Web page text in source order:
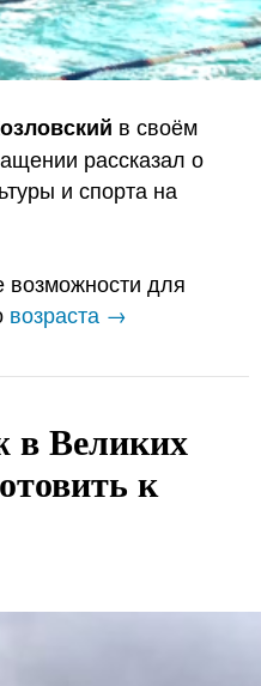
в своём
рассказал о
и спорта на
возможности для
возраста →
в Великих
к